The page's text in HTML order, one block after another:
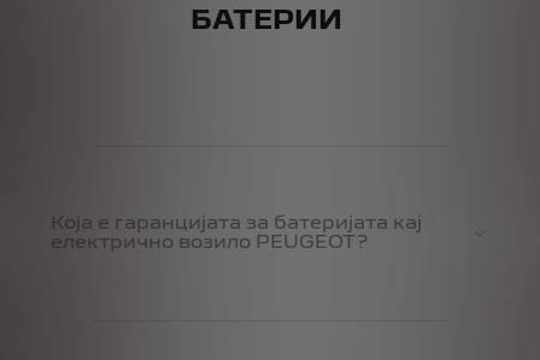
БАТЕРИИ
Која е гаранцијата за батеријата кај
електрично возило PEUGEOT?